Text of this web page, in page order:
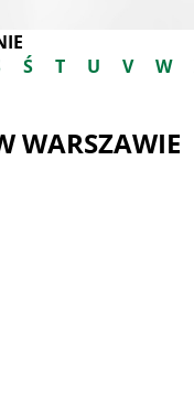
Ś T U V W
WARSZAWIE